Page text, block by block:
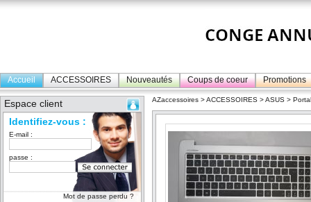
Accueil ACCESSOIRES Nouveautés Coups de coeur Promotions
Espace client
Identifiez-vous :
E-mail :
passe :
Mot de passe perdu ?
AZaccessoires >ACCESSOIRES >ASUS >